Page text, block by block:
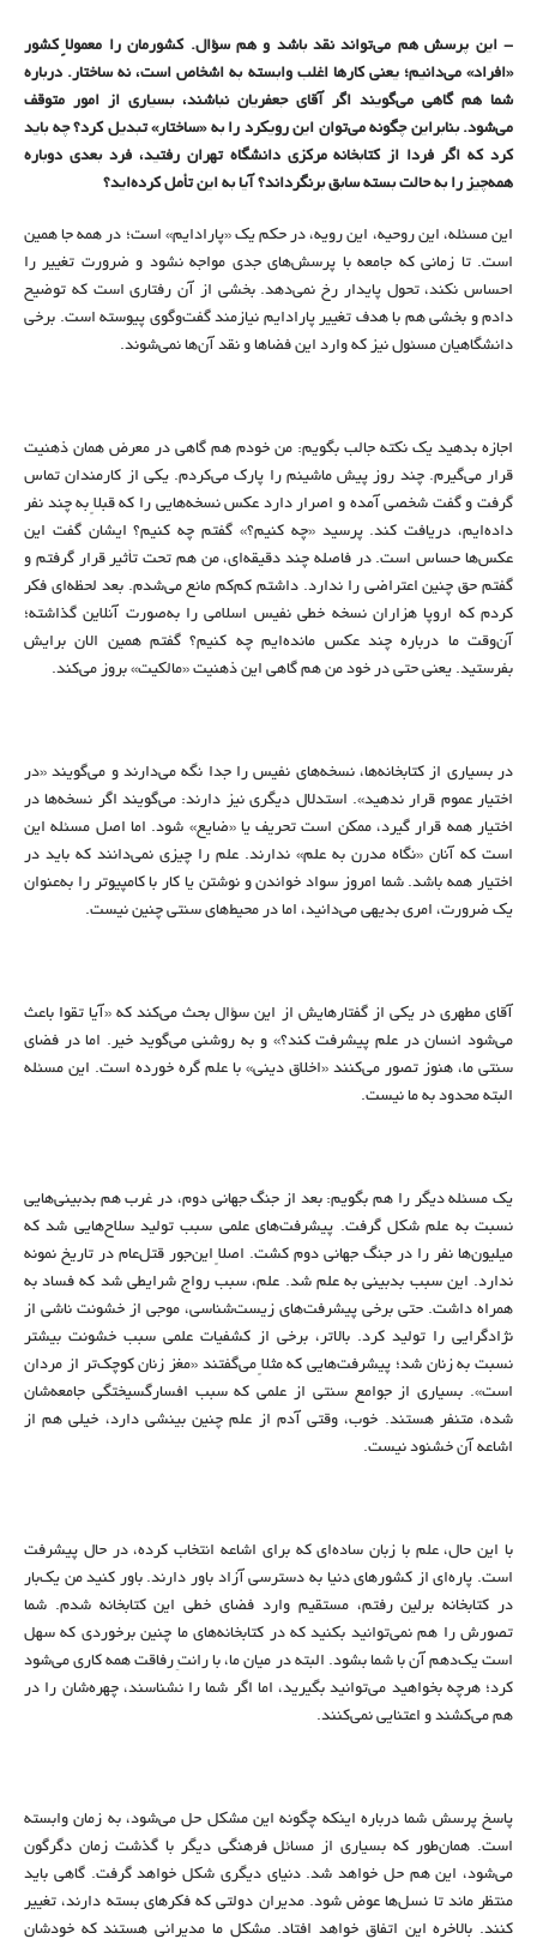
- این پرسش هم می‌تواند نقد باشد و هم سؤال. کشورمان را معمولاً کشور
«افراد» می‌دانیم؛ یعنی کارها اغلب وابسته به اشخاص است، نه ساختار. درباره
شما هم گاهی می‌گویند اگر آقای جعفریان نباشند، بسیاری از امور متوقف
می‌شود. بنابراین چگونه می‌توان این رویکرد را به «ساختار» تبدیل کرد؟ چه باید
کرد که اگر فردا از کتابخانه مرکزی دانشگاه تهران رفتید، فرد بعدی دوباره
همه‌چیز را به حالت بسته سابق برنگرداند؟ آیا به این تأمل کرده‌اید؟
این مسئله، این روحیه، این رویه، در حکم یک «پارادایم» است؛ در همه جا همین
است. تا زمانی که جامعه با پرسش‌های جدی مواجه نشود و ضرورت تغییر را
احساس نکند، تحول پایدار رخ نمی‌دهد. بخشی از آن رفتاری است که توضیح
دادم و بخشی هم با هدف تغییر پارادایم نیازمند گفت‌وگوی پیوسته است. برخی
دانشگاهیان مسئول نیز که وارد این فضاها و نقد آن‌ها نمی‌شوند.
اجازه بدهید یک نکته جالب بگویم: من خودم هم گاهی در معرض همان ذهنیت
قرار می‌گیرم. چند روز پیش ماشینم را پارک می‌کردم. یکی از کارمندان تماس
گرفت و گفت شخصی آمده و اصرار دارد عکس نسخه‌هایی را که قبلاً به چند نفر
داده‌ایم، دریافت کند. پرسید «چه کنیم؟» گفتم چه کنیم؟ ایشان گفت این
عکس‌ها حساس است. در فاصله چند دقیقه‌ای، من هم تحت تأثیر قرار گرفتم و
گفتم حق چنین اعتراضی را ندارد. داشتم کم‌کم مانع می‌شدم. بعد لحظه‌ای فکر
کردم که اروپا هزاران نسخه خطی نفیس اسلامی را به‌صورت آنلاین گذاشته؛
آن‌وقت ما درباره چند عکس مانده‌ایم چه کنیم؟ گفتم همین الان برایش
بفرستید. یعنی حتی در خود من هم گاهی این ذهنیت «مالکیت» بروز می‌کند.
در بسیاری از کتابخانه‌ها، نسخه‌های نفیس را جدا نگه می‌دارند و می‌گویند «در
اختیار عموم قرار ندهید». استدلال دیگری نیز دارند: می‌گویند اگر نسخه‌ها در
اختیار همه قرار گیرد، ممکن است تحریف یا «ضایع» شود. اما اصل مسئله این
است که آنان «نگاه مدرن به علم» ندارند. علم را چیزی نمی‌دانند که باید در
اختیار همه باشد. شما امروز سواد خواندن و نوشتن یا کار با کامپیوتر را به‌عنوان
یک ضرورت، امری بدیهی می‌دانید، اما در محیط‌های سنتی چنین نیست.
آقای مطهری در یکی از گفتارهایش از این سؤال بحث می‌کند که «آیا تقوا باعث
می‌شود انسان در علم پیشرفت کند؟» و به روشنی می‌گوید خیر. اما در فضای
سنتی ما، هنوز تصور می‌کنند «اخلاق دینی» با علم گره خورده است. این مسئله
البته محدود به ما نیست.
یک مسئله دیگر را هم بگویم: بعد از جنگ جهانی دوم، در غرب هم بدبینی‌هایی
نسبت به علم شکل گرفت. پیشرفت‌های علمی سبب تولید سلاح‌هایی شد که
میلیون‌ها نفر را در جنگ جهانی دوم کشت. اصلاً این‌جور قتل‌عام در تاریخ نمونه
ندارد. این سبب بدبینی به علم شد. علم، سبب رواج شرایطی شد که فساد به
همراه داشت. حتی برخی پیشرفت‌های زیست‌شناسی، موجی از خشونت ناشی از
نژادگرایی را تولید کرد. بالاتر، برخی از کشفیات علمی سبب خشونت بیشتر
نسبت به زنان شد؛ پیشرفت‌هایی که مثلاً می‌گفتند «مغز زنان کوچک‌تر از مردان
است». بسیاری از جوامع سنتی از علمی که سبب افسارگسیختگی جامعه‌شان
شده، متنفر هستند. خوب، وقتی آدم از علم چنین بینشی دارد، خیلی هم از
اشاعه آن خشنود نیست.
با این حال، علم با زبان ساده‌ای که برای اشاعه انتخاب کرده، در حال پیشرفت
است. پاره‌ای از کشورهای دنیا به دسترسی آزاد باور دارند. باور کنید من یک‌بار
در کتابخانه برلین رفتم، مستقیم وارد فضای خطی این کتابخانه شدم. شما
تصورش را هم نمی‌توانید بکنید که در کتابخانه‌های ما چنین برخوردی که سهل
است یک‌دهم آن با شما بشود. البته در میان ما، با رانتِ رفاقت همه کاری می‌شود
کرد؛ هرچه بخواهید می‌توانید بگیرید، اما اگر شما را نشناسند، چهره‌شان را در
هم می‌کشند و اعتنایی نمی‌کنند.
پاسخ پرسش شما درباره اینکه چگونه این مشکل حل می‌شود، به زمان وابسته
است. همان‌طور که بسیاری از مسائل فرهنگی دیگر با گذشت زمان دگرگون
می‌شود، این هم حل خواهد شد. دنیای دیگری شکل خواهد گرفت. گاهی باید
منتظر ماند تا نسل‌ها عوض شود. مدیران دولتی که فکرهای بسته دارند، تغییر
کنند. بالاخره این اتفاق خواهد افتاد. مشکل ما مدیرانی هستند که خودشان